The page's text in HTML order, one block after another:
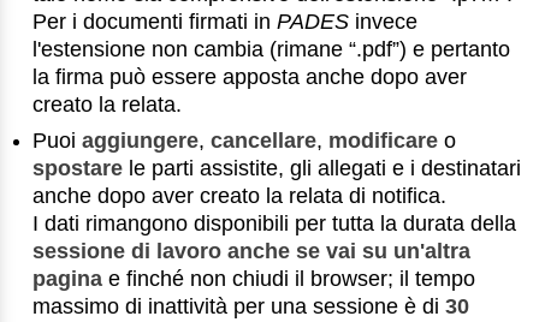
Per i documenti firmati inPADES invece
l'estensione non cambia (rimane “.pdf”) e pertanto
la firma può essere apposta anche dopo aver
creato la relata.
Puoiaggiungere,cancellare, modificare o
spostare le parti assistite, gli allegati e i destinatari
anche dopo aver creato la relata di notifica.
I dati rimangono disponibili per tutta la durata della
sessione di lavoro anche se vai su un'altra
pagina e finché non chiudi il browser; il tempo
massimo di inattività per una sessione è di30